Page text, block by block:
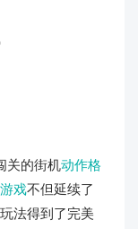
关的街机动作格
游戏不但延续了
法得到了完美